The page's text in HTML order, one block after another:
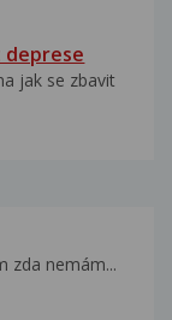
deprese
jak se zbavit
zda nemám...